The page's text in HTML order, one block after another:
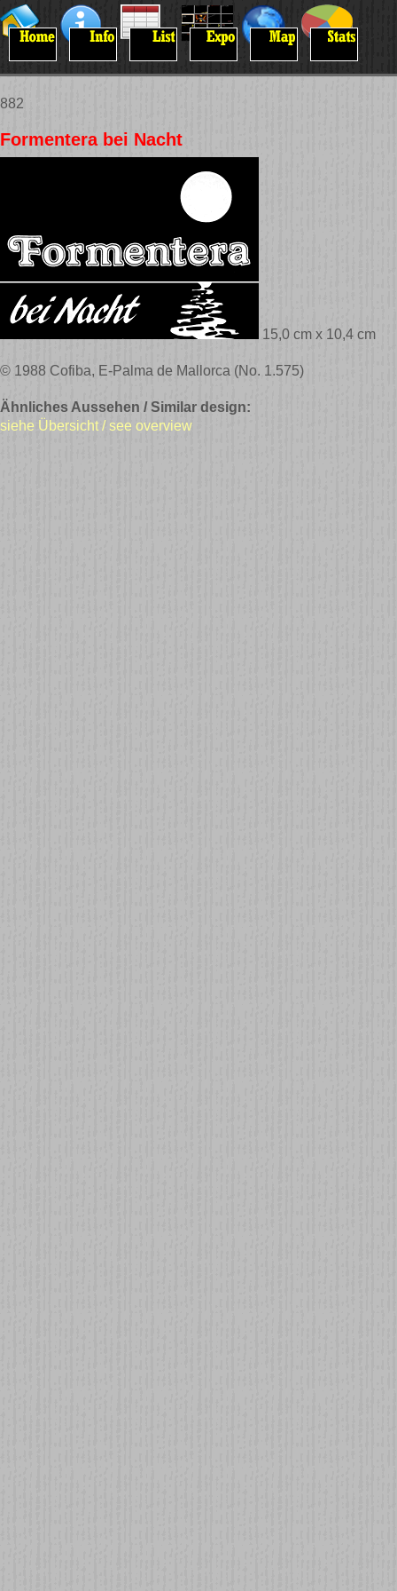
882
Formentera bei Nacht
15,0 cm x 10,4 cm
© 1988 Cofiba, E-Palma de Mallorca (No. 1.575)
Ähnliches Aussehen / Similar design:
siehe Übersicht / see overview